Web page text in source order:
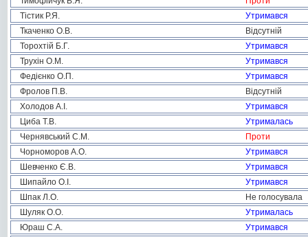
Тістик Р.Я.
Утримався
Ткаченко О.В.
Відсутній
Торохтій Б.Г.
Утримався
Трухін О.М.
Утримався
Федієнко О.П.
Утримався
Фролов П.В.
Відсутній
Холодов А.І.
Утримався
Циба Т.В.
Утрималась
Чернявський С.М.
Проти
Чорноморов А.О.
Утримався
Шевченко Є.В.
Утримався
Шипайло О.І.
Утримався
Шпак Л.О.
Не голосувала
Шуляк О.О.
Утрималась
Юраш С.А.
Утримався